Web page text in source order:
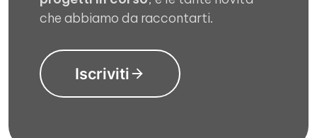
che abbiamo da raccontarti.
Iscriviti